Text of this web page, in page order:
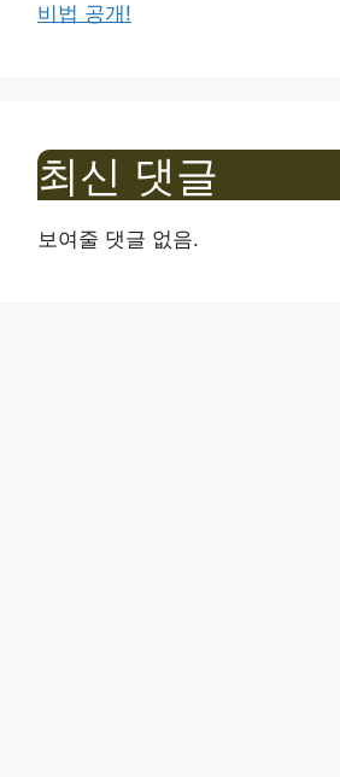
비법 공개!
최신 댓글
보여줄 댓글 없음.